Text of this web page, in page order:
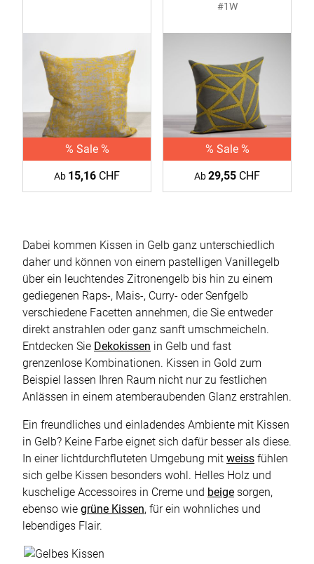
% Sale %
Ab 15,16 CHF
#1W
% Sale %
Ab29,55 CHF
Dabei kommen Kissen in Gelb ganz unterschiedlich
daher und können von einem pastelligen Vanillegelb
über ein leuchtendes Zitronengelb bis hin zu einem
gediegenen Raps-, Mais-, Curry- oder Senfgelb
verschiedene Facetten annehmen, die Sie entweder
direkt anstrahlen oder ganz sanft umschmeicheln.
Entdecken Sie Dekokissen in Gelb und fast
grenzenlose Kombinationen. Kissen in Gold zum
Beispiel lassen Ihren Raum nicht nur zu festlichen
Anlässen in einem atemberaubenden Glanz erstrahlen.
Ein freundliches und einladendes Ambiente mit Kissen
in Gelb? Keine Farbe eignet sich dafür besser als diese.
In einer lichtdurchfluteten Umgebung mit weiss fühlen
sich gelbe Kissen besonders wohl. Helles Holz und
kuschelige Accessoires in Creme und beige sorgen,
ebenso wie grüne Kissen, für ein wohnliches und
lebendiges Flair.